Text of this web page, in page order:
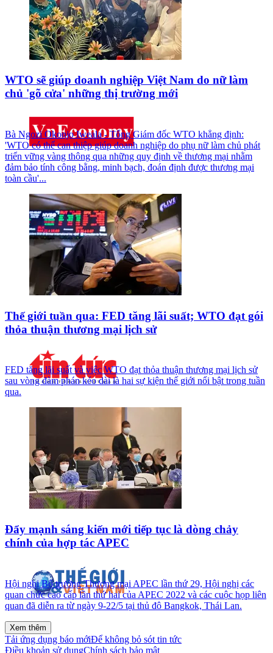
WTO sẽ giúp doanh nghiệp Việt Nam do nữ làm
chủ 'gõ cửa' những thị trường mới
Bà Ngozi Okonjo Iweala - Tổng Giám đốc WTO khẳng định:
'WTO có thể can thiệp giúp doanh nghiệp do phụ nữ làm chủ phát
triển vững vàng thông qua những quy định về thương mại nhằm
đảm bảo tính công bằng, minh bạch, đoán định được thương mại
toàn cầu'...
Thế giới tuần qua: FED tăng lãi suất; WTO đạt gói
thỏa thuận thương mại lịch sử
FED tăng lãi suất và việc WTO đạt thỏa thuận thương mại lịch sử
sau vòng đàm phán kéo dài là hai sự kiện thế giới nổi bật trong tuần
qua.
Đẩy mạnh sáng kiến mới tiếp tục là dòng chảy
chính của hợp tác APEC
Hội nghị Bộ trưởng Thương mại APEC lần thứ 29, Hội nghị các
quan chức cao cấp lần thứ hai của APEC 2022 và các cuộc họp liên
quan đã diễn ra từ ngày 9-22/5 tại thủ đô Bangkok, Thái Lan.
Xem thêm
Tải ứng dụng báo mớiĐể không bỏ sót tin tức
Điều khoản sử dụngChính sách bảo mật